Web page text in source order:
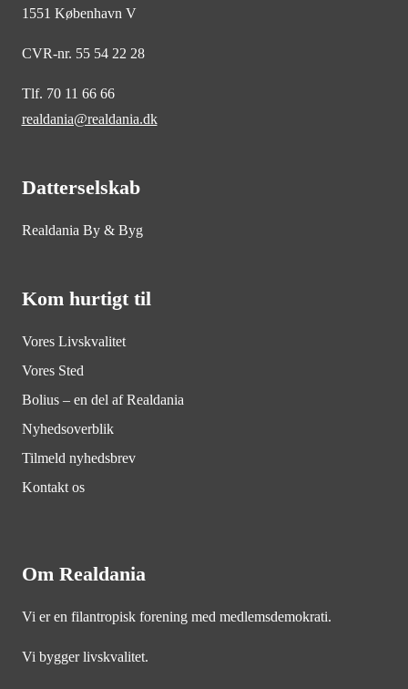
1551 København V
CVR-nr. 55 54 22 28
Tlf. 70 11 66 66
realdania@realdania.dk
Datterselskab
Realdania By & Byg
Kom hurtigt til
Vores Livskvalitet
Vores Sted
Bolius – en del af Realdania
Nyhedsoverblik
Tilmeld nyhedsbrev
Kontakt os
Om Realdania
Vi er en filantropisk forening med medlemsdemokrati.
Vi bygger livskvalitet.